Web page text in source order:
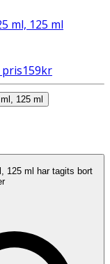
ml, 125 ml
159kr
125 ml
125 ml har tagits bort